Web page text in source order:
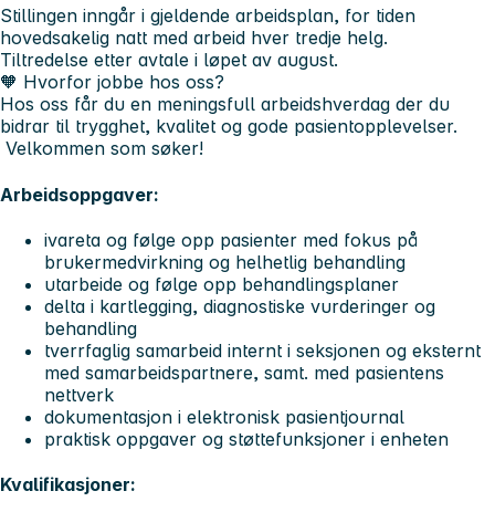
Stillingen inngår i gjeldende arbeidsplan, for tiden
hovedsakelig natt med arbeid hver tredje helg.
Tiltredelse etter avtale i løpet av august.
🧡 Hvorfor jobbe hos oss?
Hos oss får du en meningsfull arbeidshverdag der du
bidrar til trygghet, kvalitet og gode pasientopplevelser.
Velkommen som søker!
Arbeidsoppgaver:
ivareta og følge opp pasienter med fokus på
brukermedvirkning og helhetlig behandling
utarbeide og følge opp behandlingsplaner
delta i kartlegging, diagnostiske vurderinger og
behandling
tverrfaglig samarbeid internt i seksjonen og eksternt
med samarbeidspartnere, samt. med pasientens
nettverk
dokumentasjon i elektronisk pasientjournal
praktisk oppgaver og støttefunksjoner i enheten
Kvalifikasjoner: